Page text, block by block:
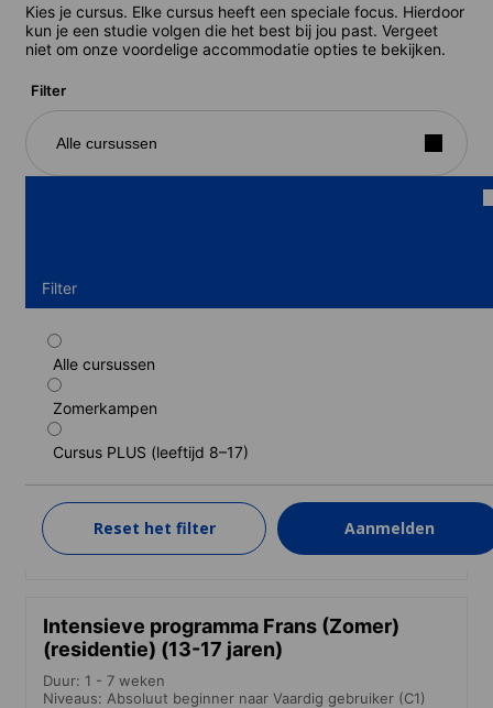
Kies je cursus. Elke cursus heeft een speciale focus. Hierdoor
kun je een studie volgen die het best bij jou past. Vergeet
niet om onze voordelige accommodatie opties te bekijken.
Filter
Alle cursussen
Filter
Alle cursussen
Zomerkampen
Cursus PLUS (leeftijd 8–17)
Reset het filter Aanmelden
Standaard programma Frans (Zomer)
(residentie) (13-17 jaren)
Duur: 1 - 7 weken
Niveaus: Absoluut beginner naar Vaardig gebruiker (C1)
1.940 EUR
LEER MEER
Intensieve programma Frans (Zomer)
(residentie) (13-17 jaren)
Duur: 1 - 7 weken
Niveaus: Absoluut beginner naar Vaardig gebruiker (C1)